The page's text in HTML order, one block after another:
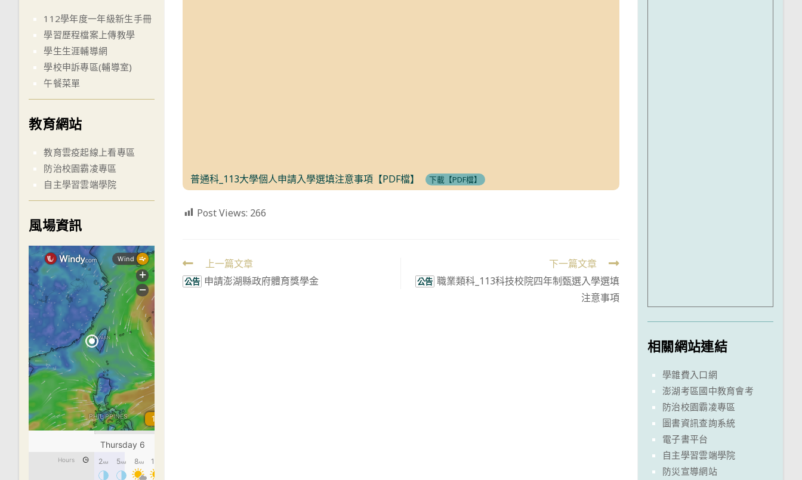
普通科_113大學個人申請入學選填注意事項【PDF檔】 下載【PDF檔】
Post Views: 266
Read
more
上一篇文章
公告 申請澎湖縣政府體育獎學金
下一篇文章
公告 職業類科_113科技校院四年制甄選入學選填
注意事項
112學年度一年級新生手冊
學習歷程檔案上傳教學
學生生涯輔導網
學校申訴專區(輔導室)
午餐菜單
教育網站
教育雲疫起線上看專區
防治校園霸凌專區
自主學習雲端學院
風場資訊
相關網站連結
學雜費入口網
澎湖考區國中教育會考
防治校園霸凌專區
圖書資訊查詢系統
電子書平台
自主學習雲端學院
防災宣導網站